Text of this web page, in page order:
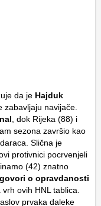
da je Hajduk
zabavljaju navijače.
, dok Rijeka (88) i
sezona završio kao
Slična je
protivnici pocrvenjeli
(42) znatno
o opravdanosti
ovih HNL tablica.
prvaka daleke